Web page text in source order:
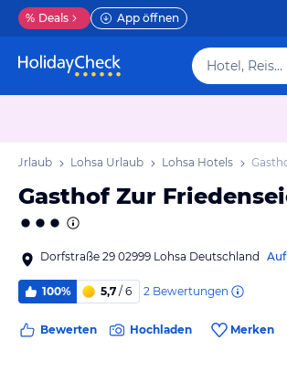
% Deals App öffnen
Hotel, Reiseziel
Urlaub Lohsa Urlaub Lohsa Hotels
Gasthof Zur
Dorfstraße 29 02999 Lohsa Deutschland
100% 5,7 / 6 2 Bewertungen
Bewerten Hochladen Merken